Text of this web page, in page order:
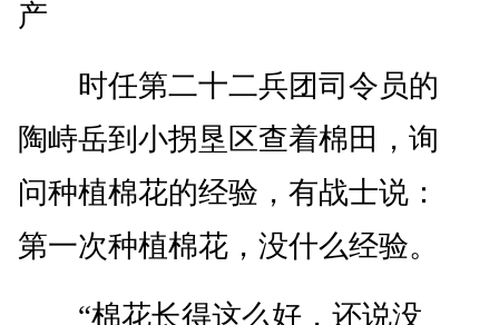
产
时任第二十二兵团司令员的
陶峙岳到小拐垦区查着棉田，询
问种植棉花的经验，有战士说：
第一次种植棉花，没什么经验。
“棉花长得这么好，还说没